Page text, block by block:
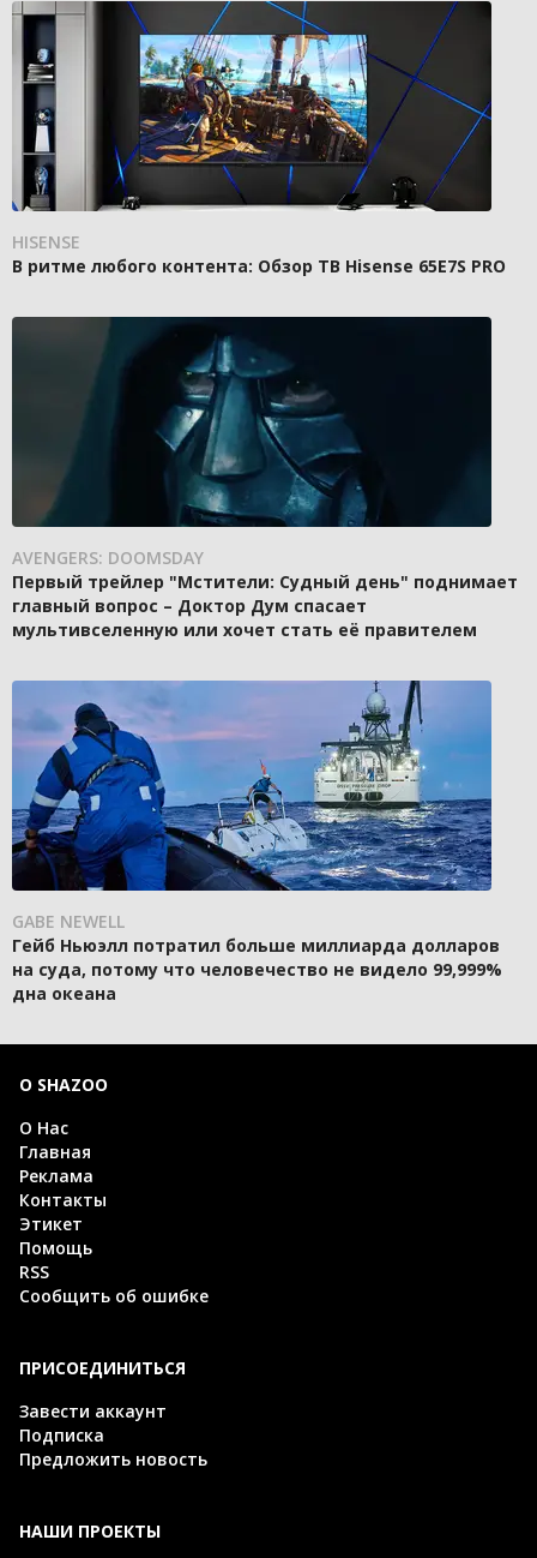
HISENSE
В ритме любого контента: Обзор ТВ Hisense 65E7S PRO
AVENGERS: DOOMSDAY
Первый трейлер "Мстители: Судный день" поднимает
главный вопрос – Доктор Дум спасает
мультивселенную или хочет стать её правителем
GABE NEWELL
Гейб Ньюэлл потратил больше миллиарда долларов
на суда, потому что человечество не видело 99,999%
дна океана
О SHAZOO
О Нас
Главная
Реклама
Контакты
Этикет
Помощь
RSS
Сообщить об ошибке
ПРИСОЕДИНИТЬСЯ
Завести аккаунт
Подписка
Предложить новость
НАШИ ПРОЕКТЫ